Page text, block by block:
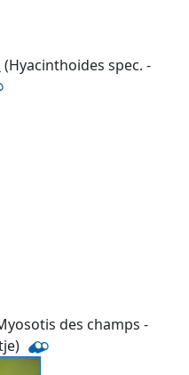
(Hyacinthoides spec. -
des champs -